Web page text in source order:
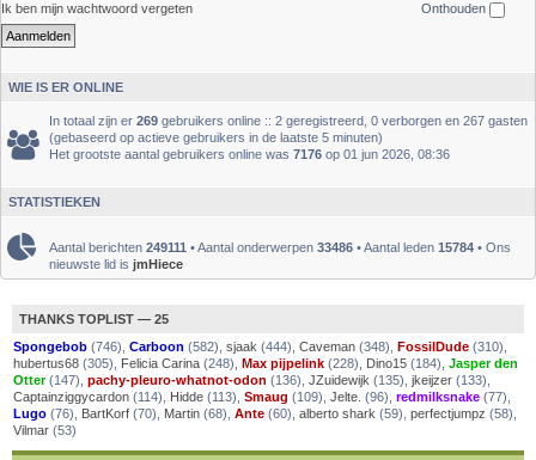
Ik ben mijn wachtwoord vergeten Onthouden
WIE IS ER ONLINE
In totaal zijn er 269 gebruikers online :: 2 geregistreerd, 0 verborgen en 267 gasten
(gebaseerd op actieve gebruikers in de laatste 5 minuten)
Het grootste aantal gebruikers online was 7176 op 01 jun 2026, 08:36
STATISTIEKEN
Aantal berichten 249111 • Aantal onderwerpen 33486 • Aantal leden 15784 • Ons
nieuwste lid is jmHiece
THANKS TOPLIST — 25
Spongebob (746), Carboon (582), sjaak (444), Caveman (348), FossilDude (310),
hubertus68 (305), Felicia Carina (248), Max pijpelink (228), Dino15 (184), Jasper den
Otter(147), pachy-pleuro-whatnot-odon (136), JZuidewijk (135), jkeijzer (133),
Captainziggycardon (114), Hidde (113), Smaug (109), Jelte. (96), redmilksnake (77),
Lugo (76), BartKorf (70), Martin (68), Ante (60), alberto shark (59), perfectjumpz (58),
Vilmar (53)